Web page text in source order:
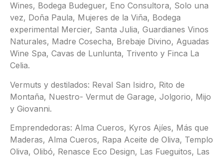
Wines, Bodega Budeguer, Eno Consultora, Solo una
vez, Doña Paula, Mujeres de la Viña, Bodega
experimental Mercier, Santa Julia, Guardianes Vinos
Naturales, Madre Cosecha, Brebaje Divino, Aguadas
Wine Spa, Cavas de Lunlunta, Trivento y Finca La
Celia.
Vermuts y destilados: Reval San Isidro, Rito de
Montaña, Nuestro- Vermut de Garage, Jolgorio, Mijo
y Giovanni.
Emprendedoras: Alma Cueros, Kyros Ajíes, Más que
Maderas, Alma Cueros, Rapa Aceite de Oliva, Templo
Oliva, Olibó, Renasce Eco Design, Las Fueguitos, Las